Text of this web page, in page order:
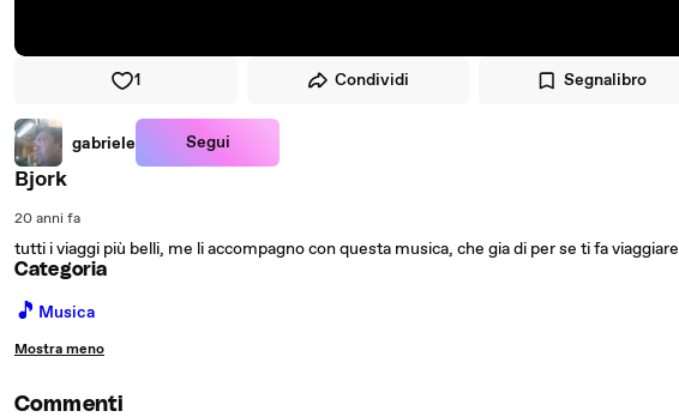
1 Condividi Segnalibro
gabriele Segui
Bjork
20 anni fa
tutti i viaggi più belli, me li accompagno con questa musica, che gia di per se ti fa viaggiare
Categoria
🎵 Musica
Mostra meno
Commenti